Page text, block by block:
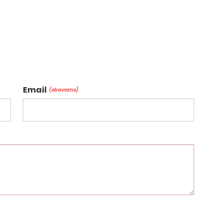
Email (obavezno)